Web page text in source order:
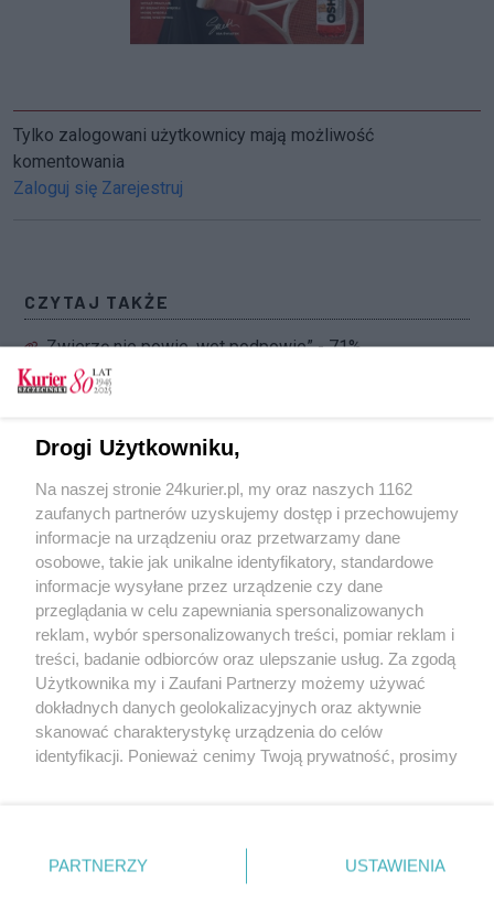
Tylko zalogowani użytkownicy mają możliwość
komentowania
Zaloguj się Zarejestruj
CZYTAJ TAKŻE
„Zwierzę nie powie, wet podpowie” - 71%
opiekunów ufa swojej ocenie stanu zdrowia
zwierzęcia. Czy słusznie?
Segregowanie odpadów to najprostszy sposób
zadbania o środowisko i uczczenia Dnia Ziemi
„Dziedzictwo społeczne” - program dotacyjny
Centrum Archiwistyki Społecznej
POGODA
14℃
Zobacz prognozę na 3 dni
Copyright © 2022 Kurier Szczeciński sp. z o.o.
Wszelkie prawa zastrzeżone
Drogi Użytkowniku,
Na naszej stronie 24kurier.pl, my oraz naszych 1162
zaufanych partnerów uzyskujemy dostęp i przechowujemy
informacje na urządzeniu oraz przetwarzamy dane
osobowe, takie jak unikalne identyfikatory, standardowe
informacje wysyłane przez urządzenie czy dane
przeglądania w celu zapewniania spersonalizowanych
reklam, wybór spersonalizowanych treści, pomiar reklam i
treści, badanie odbiorców oraz ulepszanie usług. Za zgodą
Użytkownika my i Zaufani Partnerzy możemy używać
dokładnych danych geolokalizacyjnych oraz aktywnie
skanować charakterystykę urządzenia do celów
identyfikacji. Ponieważ cenimy Twoją prywatność, prosimy
prywatności znajdujący się w lewym dolnym rogu strony
. Niektóre rodzaje przetwarzania danych nie wymagają
PARTNERZY USTAWIENIA